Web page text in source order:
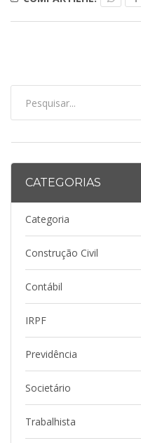
CATEGORIAS
Categoria
Construção Civil
Contábil
IRPF
Previdência
Societário
Trabalhista